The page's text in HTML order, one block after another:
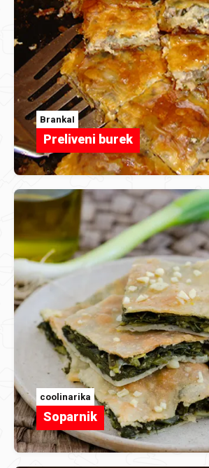
BrankaI
Preliveni burek
coolinarika
Soparnik